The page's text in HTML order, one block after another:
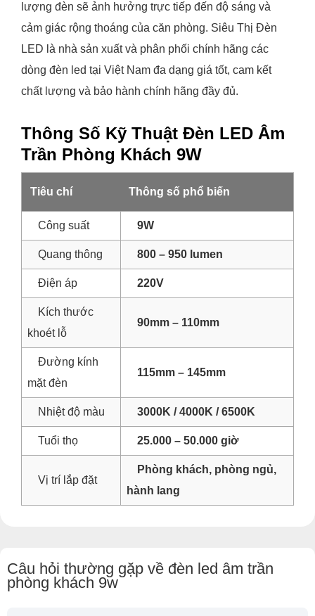
lượng đèn sẽ ảnh hưởng trực tiếp đến độ sáng và
cảm giác rộng thoáng của căn phòng. Siêu Thị Đèn
LED là nhà sản xuất và phân phối chính hãng các
dòng đèn led tại Việt Nam đa dạng giá tốt, cam kết
chất lượng và bảo hành chính hãng đầy đủ.
Thông Số Kỹ Thuật Đèn LED Âm
Trần Phòng Khách 9W
Tiêu chí Thông số phổ biến
Công suất 9W
Quang thông 800 – 950 lumen
Điện áp 220V
Kích thước
khoét lỗ
90mm – 110mm
Đường kính
mặt đèn
115mm – 145mm
Nhiệt độ màu 3000K / 4000K / 6500K
Tuổi thọ 25.000 – 50.000 giờ
Vị trí lắp đặt
Phòng khách, phòng ngủ,
hành lang
Câu hỏi thường gặp về đèn led âm trần
phòng khách 9w